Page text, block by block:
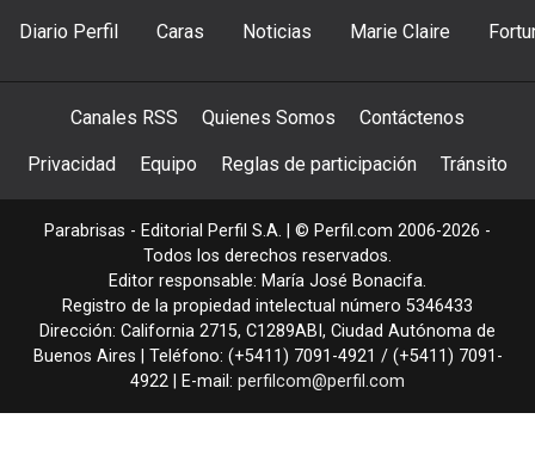
Diario Perfil Caras Noticias Marie Claire
Canales RSS Quienes Somos Contáctenos
Privacidad Equipo Reglas de participación Tránsito
Parabrisas - Editorial Perfil S.A. | © Perfil.com 2006-2026 -
Todos los derechos reservados.
Editor responsable: María José Bonacifa.
Registro de la propiedad intelectual número 5346433
Dirección: California 2715, C1289ABI , Ciudad Autónoma de
Buenos Aires | Teléfono: (+5411) 7091-4921 / (+5411) 7091-
4922 | E-mail: perfilcom@perfil.com